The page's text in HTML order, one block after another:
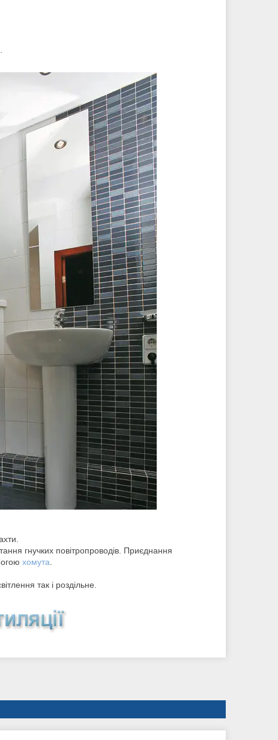
гнучких повітропроводів. Приєднання
хомута
так і роздільне.